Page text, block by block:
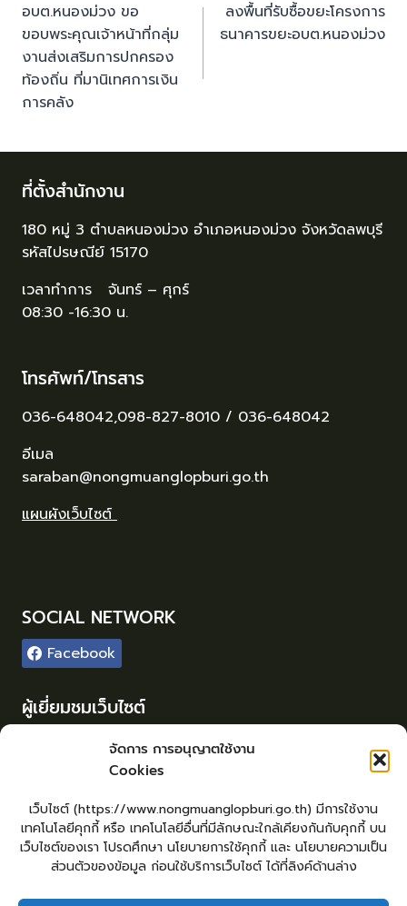
จัดการ การอนุญาตใช้งาน
Cookies
เว็บไซต์ (https://www.nongmuanglopburi.go.th) มีการใช้งาน
เทคโนโลยีคุกกี้ หรือ เทคโนโลยีอื่นที่มีลักษณะใกล้เคียงกันกับคุกกี้ บน
เว็บไซต์ของเรา โปรดศึกษา นโยบายการใช้คุกกี้ และ นโยบายความเป็น
ส่วนตัวของข้อมูล ก่อนใช้บริการเว็บไซต์ ได้ที่ลิงค์ด้านล่าง
อบต.หนองม่วง ขอ
ขอบพระคุณเจ้าหน้าที่กลุ่ม
งานส่งเสริมการปกครอง
ท้องถิ่น ที่มานิเทศการเงิน
การคลัง
ลงพื้นที่รับซื้อขยะโครงการ
ธนาคารขยะอบต.หนองม่วง
ที่ตั้งสำนักงาน
180 หมู่ 3 ตำบลหนองม่วง อำเภอหนองม่วง จังหวัดลพบุรี
รหัสไปรษณีย์ 15170
เวลาทำการ จันทร์ – ศุกร์
08:30 -16:30 น.
โทรศัพท์/โทรสาร
036-648042,098-827-8010 / 036-648042
อีเมล
saraban@nongmuanglopburi.go.th
แผนผังเว็บไซต์
SOCIAL NETWORK
Facebook
ผู้เยี่ยมชมเว็บไซต์
42
เข้าสู่ระบบ
จัดทำเว็บไซต์
lopburiwebdesign.com